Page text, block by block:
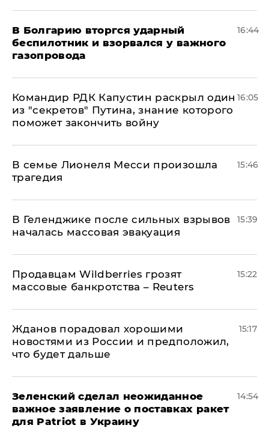
В Болгарию вторгся ударный
беспилотник и взорвался у важного
газопровода
16:44
Командир РДК Капустин раскрыл один
из "секретов" Путина, знание которого
поможет закончить войну
16:05
В семье Лионеля Месси произошла
трагедия
15:46
В Геленджике после сильных взрывов
началась массовая эвакуация
15:39
Продавцам Wildberries грозят
массовые банкротства – Reuters
15:22
Жданов порадовал хорошими
новостями из России и предположил,
что будет дальше
15:17
Зеленский сделал неожиданное
важное заявление о поставках ракет
для Patriot в Украину
14:54